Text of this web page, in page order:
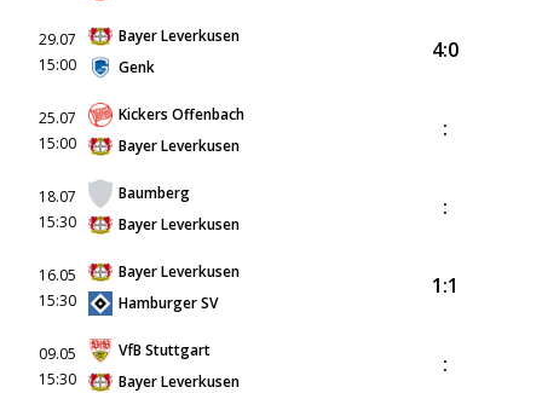
29.07
15:00
Bayer Leverkusen
Genk
4:0
25.07
15:00
Kickers Offenbach
Bayer Leverkusen
:
18.07
15:30
Baumberg
Bayer Leverkusen
:
16.05
15:30
Bayer Leverkusen
Hamburger SV
1:1
09.05
15:30
VfB Stuttgart
Bayer Leverkusen
: